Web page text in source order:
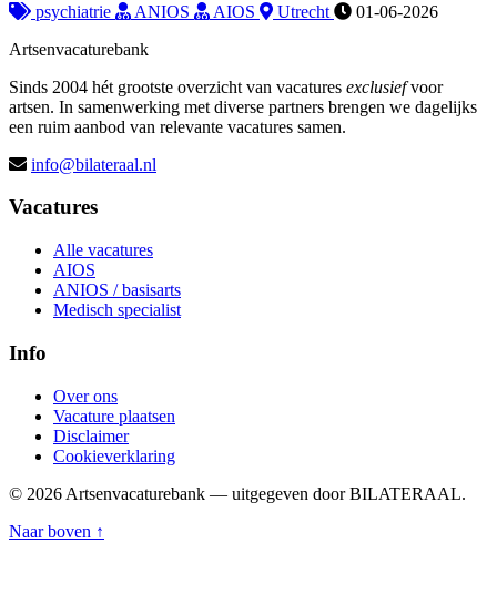
psychiatrie
ANIOS AIOS Utrecht
01-06-2026
Artsenvacaturebank
Sinds 2004 hét grootste overzicht van vacatures exclusiefvoor
artsen. In samenwerking met diverse partners brengen we dagelijks
een ruim aanbod van relevante vacatures samen.
info@bilateraal.nl
Vacatures
Alle vacatures
AIOS
ANIOS / basisarts
Medisch specialist
Info
Over ons
Vacature plaatsen
Disclaimer
Cookieverklaring
© 2026 Artsenvacaturebank — uitgegeven door BILATERAAL.
Naar boven ↑